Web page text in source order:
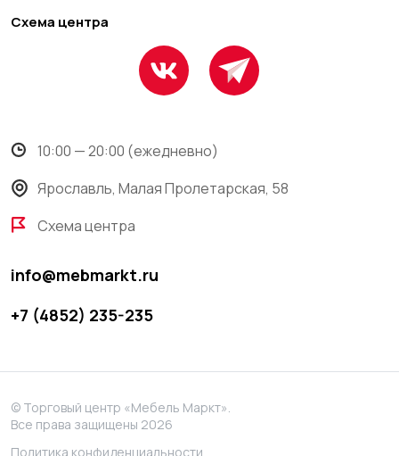
Схема центра
10:00 — 20:00 (ежедневно)
Ярославль, Малая Пролетарская, 58
Схема центра
info@mebmarkt.ru
+7 (4852) 235-235
© Торговый центр «Мебель Маркт».
Все права защищены 2026
Политика конфиденциальности